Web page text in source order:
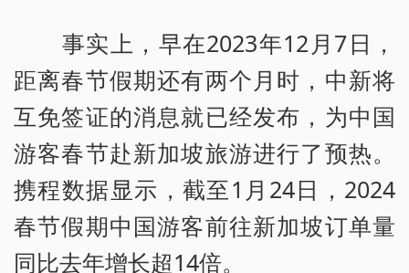
事实上，早在2023年12月7日，
距离春节假期还有两个月时，中新将
互免签证的消息就已经发布，为中国
游客春节赴新加坡旅游进行了预热。
携程数据显示，截至1月24日，2024
春节假期中国游客前往新加坡订单量
同比去年增长超14倍。